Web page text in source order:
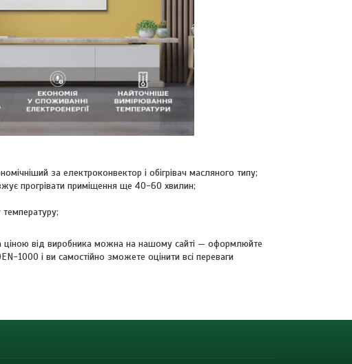
за електроконвектор і обігрівач масляного типу;
прогрівати приміщення ще 40-60 хвилин;
ціною від виробника можна на нашому сайті — оформлюйте
1000 і ви самостійно зможете оцінити всі переваги